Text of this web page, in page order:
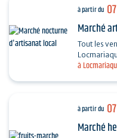
à
à partir du 07
Marché
Tout les
nocturne
à partir du 07
Marché